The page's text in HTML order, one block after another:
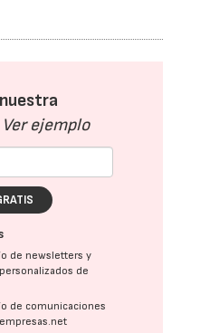
Ver ejemplo
de newsletters y
de
de comunicaciones